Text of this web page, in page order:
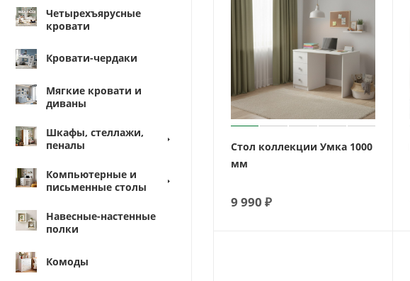
Четырехъярусные
кровати
Кровати-чердаки
Мягкие кровати и
диваны
Шкафы, стеллажи,
пеналы
Компьютерные и
письменные столы
Навесные-настенные
полки
Комоды
Стол коллекции Умка 1000
мм
9 990 ₽